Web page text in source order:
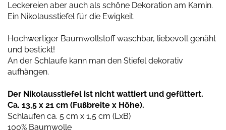
Leckereien aber auch als schöne Dekoration am Kamin.
Ein Nikolausstiefel für die Ewigkeit.
Hochwertiger Baumwollstoff waschbar, liebevoll genäht
und bestickt!
An der Schlaufe kann man den Stiefel dekorativ
aufhängen.
Der Nikolausstiefel ist nicht wattiert und gefüttert.
Ca. 13,5 x 21 cm (Fußbreite x Höhe).
Schlaufen ca. 5 cm x 1,5 cm (LxB)
100% Baumwolle